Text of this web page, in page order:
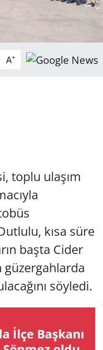
A+
toplu ulaşım
kısa süre
başta Cider
güzergahlarda
söyledi.
İlçe Başkanı